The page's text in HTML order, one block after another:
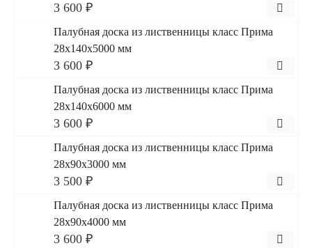
3 600 ₽
Палубная доска из лиственницы класс Прима
28x140x5000 мм
3 600 ₽
Палубная доска из лиственницы класс Прима
28x140x6000 мм
3 600 ₽
Палубная доска из лиственницы класс Прима
28x90x3000 мм
3 500 ₽
Палубная доска из лиственницы класс Прима
28x90x4000 мм
3 600 ₽